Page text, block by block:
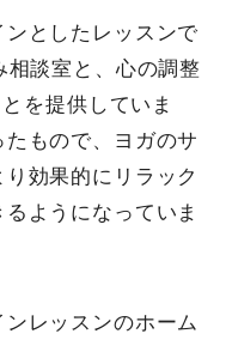
としたレッスンで
相談室と、心の調整
を提供していま
もので、ヨガのサ
効果的にリラック
ようになっていま
レッスンのホーム